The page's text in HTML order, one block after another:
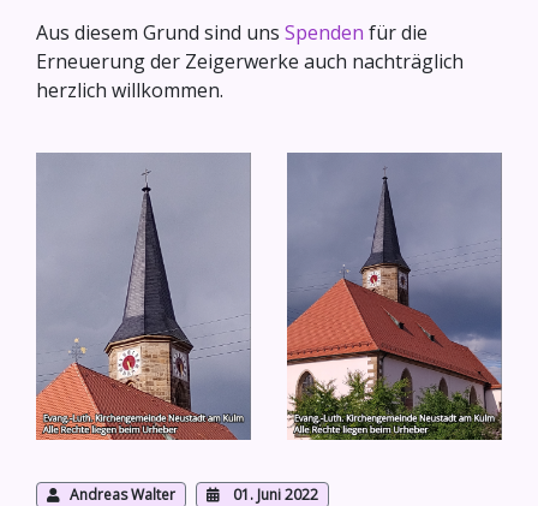
Aus diesem Grund sind uns Spenden für die
Erneuerung der Zeigerwerke auch nachträglich
herzlich willkommen.
Andreas Walter
01. Juni 2022